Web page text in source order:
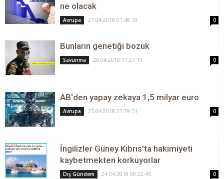
ne olacak
Avrupa 27.04.2018 01:48:19 0
Bunların genetiği bozuk
Savunma 26.04.2018 11:27:19 0
AB'den yapay zekaya 1,5 milyar euro
Avrupa 25.04.2018 23:29:51 0
İngilizler Güney Kıbrıs'ta hakimiyeti
kaybetmekten korkuyorlar
Dış Gündem 24.04.2018 00:22:45 0